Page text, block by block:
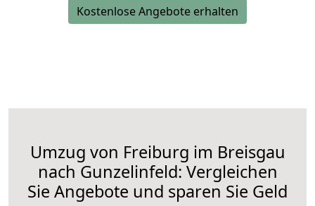
Kostenlose Angebote erhalten
Umzug von Freiburg im Breisgau
nach Gunzelinfeld: Vergleichen
Sie Angebote und sparen Sie Geld